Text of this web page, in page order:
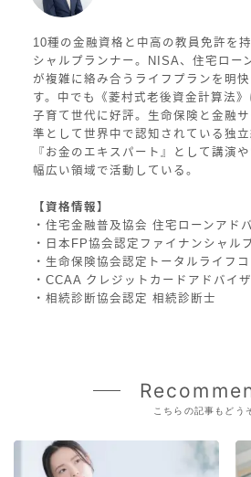
10種の金融資格と中高の教員免許を
シャルプランナー。NISA、住宅ロー
が複雑に絡み合うライフプランを明
す。中でも《菱村式老後資金計算法
子育て世代に好評。生命保険と金融
準として世界中で認知されている独立
『お金のエキスパート』として講演
幅広い領域で活動している。
【資格情報】
・住宅金融普及協会 住宅ローンアド
・日本FP協会認定ファイナンシャル
・生命保険協会認定トータルライフ
・CCAA クレジットカードアドバイ
・相続診断協会認定 相続診断士
こちらの記事もどう